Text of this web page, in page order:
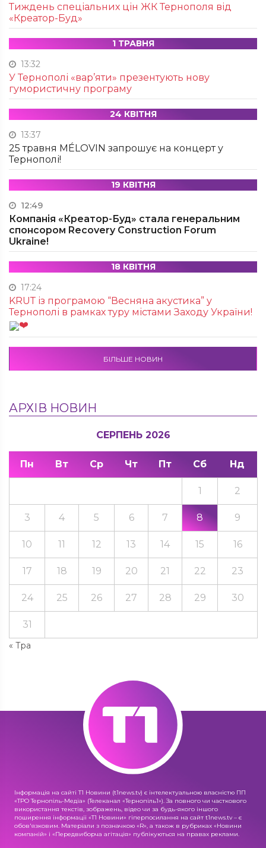
Тиждень спеціальних цін ЖК Тернополя від
«Креатор-Буд»
1 ТРАВНЯ
13:32
У Тернополі «вар’яти» презентують нову
гумористичну програму
24 КВІТНЯ
13:37
25 травня MÉLOVIN запрошує на концерт у
Тернополі!
19 КВІТНЯ
12:49
Компанія «Креатор-Буд» стала генеральним
спонсором Recovery Construction Forum
Ukraine!
18 КВІТНЯ
17:24
KRUТ із програмою “Весняна акустика” у
Тернополі в рамках туру містами Заходу України!
БІЛЬШЕ НОВИН
АРХІВ НОВИН
СЕРПЕНЬ 2026
Пн Вт Ср Чт Пт Сб Нд
« Тра
1 2
3 4 5 6 7 8 9
10 11 12 13 14 15 16
17 18 19 20 21 22 23
24 25 26 27 28 29 30
31
Інформація на сайті Т1 Новини (t1news.tv) є інтелектуальною власністю ПП
«ТРО Тернопіль-Медіа» (Телеканал «Тернопіль1»). За повного чи часткового
використання текстів, зображень, відео чи за будь-якого іншого
поширення інформації «Т1 Новини» гіперпосилання на сайт t1news.tv – є
обов'язковим. Матеріали з позначкою «R», а також в рубриках «Новини
компаній» і «Передвиборча агітація» публікуються на правах реклами.